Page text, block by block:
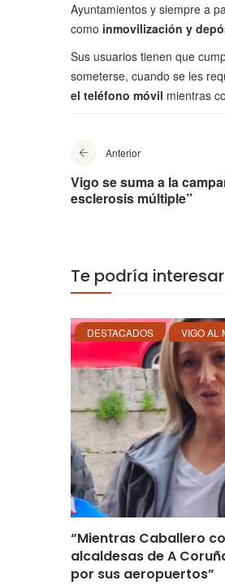
Ayuntamientos y siempre a
como inmovilización y
Sus usuarios tienen que
someterse, cuando se les
el teléfono móvil mientras
Anterior
Vigo se suma a la
esclerosis múltiple”
Te podría interesar
DESTACADOS VIGO AL
“Mientras Caballero
alcaldesas de A
por sus aeropuertos”